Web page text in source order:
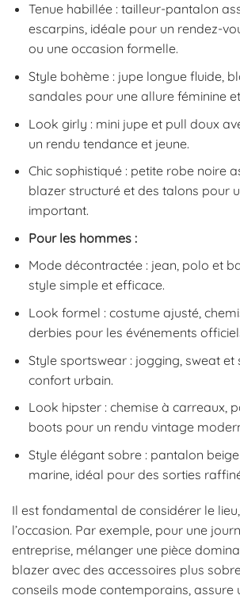
Tenue habillée : tailleur-pantalon
escarpins, idéale pour un rendez-
ou une occasion formelle.
Style bohème : jupe longue fluide,
sandales pour une allure féminine
Look girly : mini jupe et pull doux
un rendu tendance et jeune.
Chic sophistiqué : petite robe noire
blazer structuré et des talons pour
important.
Pour les hommes :
Mode décontractée : jean, polo et
style simple et efficace.
Look formel : costume ajusté,
derbies pour les événements
Style sportswear : jogging, sweat et
confort urbain.
Look hipster : chemise à carreaux,
boots pour un rendu vintage
Style élégant sobre : pantalon
marine, idéal pour des sorties
Il est fondamental de considérer le
l’occasion. Par exemple, pour une
entreprise, mélanger une pièce
blazer avec des accessoires plus
conseils mode contemporains, assure